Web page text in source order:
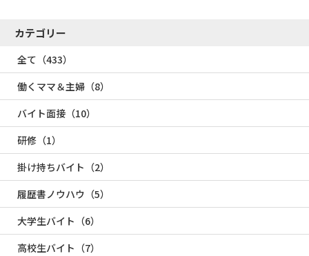
カテゴリー
全て（433）
働くママ＆主婦（8）
バイト面接（10）
研修（1）
掛け持ちバイト（2）
履歴書ノウハウ（5）
大学生バイト（6）
高校生バイト（7）